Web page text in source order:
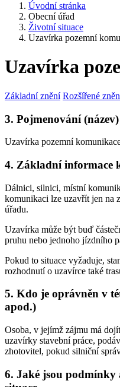
Úvodní stránka
Obecní úřad
Životní situace
Uzavírka pozemní
Uzavírka
Základní znění Rozšířené
3. Pojmenování
Uzavírka pozemní
4. Základní informace
Dálnici, silnici, místní
komunikaci lze uzavřít jen na
úřadu.
Uzavírka může být buď
pruhu nebo jednoho jízdního
Pokud to situace vyžaduje,
rozhodnutí o uzavírce také
5. Kdo je oprávněn v
apod.)
Osoba, v jejímž zájmu má
uzavírky stavební práce,
zhotovitel, pokud silniční
6. Jaké jsou podmínky